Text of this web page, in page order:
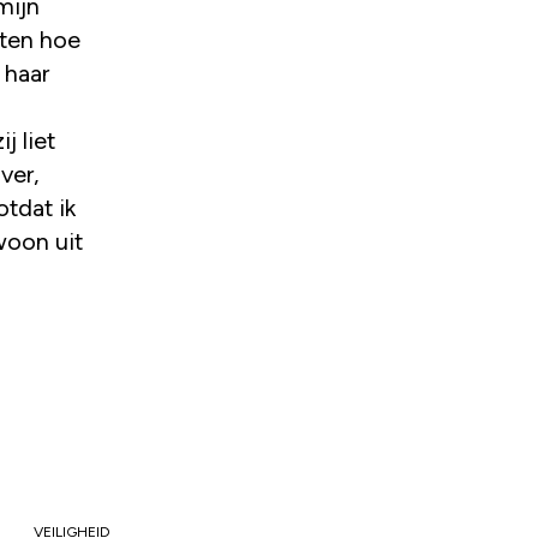
hoe
liet
ik
uit
VEILIGHEID